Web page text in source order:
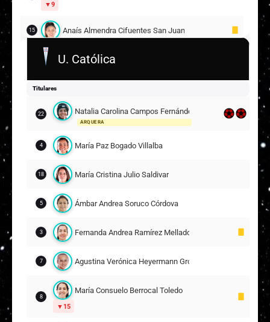
9
15 Anaís Almendra Cifuentes San Juan
Rosario Francisca María Balmaceda Holley
20
Amara Tais Sánchez Ayala
Catalina Ignacia Arias Florido
María José Urrutia Sánchez
Ángela Corina Clavijo Silva
Anaís Alexandra Álvarez Portilla
Isidora Victoria Olave Araneda
U. Católica
Titulares
22 Natalia Carolina Campos Fernández
ARQUERA
4 María Paz Bogado Villalba
18 María Cristina Julio Saldivar
5 Ámbar Andrea Soruco Córdova
3 Fernanda Andrea Ramírez Mellado
7 Agustina Verónica Heyermann Grossi
8
María Consuelo Berrocal Toledo
15